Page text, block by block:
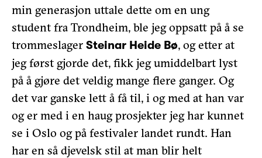
min generasjon uttale dette om en ung
student fra Trondheim, ble jeg oppsatt på å se
trommeslager Steinar Heide Bø, og etter at
jeg først gjorde det, fikk jeg umiddelbart lyst
på å gjøre det veldig mange flere ganger. Og
det var ganske lett å få til, i og med at han var
og er med i en haug prosjekter jeg har kunnet
se i Oslo og på festivaler landet rundt. Han
har en så djevelsk stil at man blir helt